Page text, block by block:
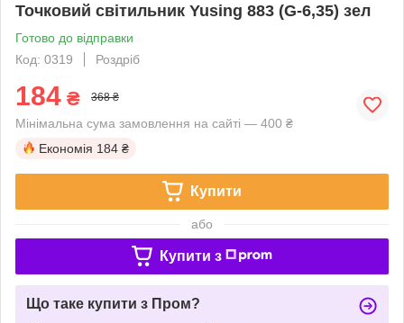
Точковий світильник Yusing 883 (G-6,35) зел
Готово до відправки
Код: 0319
Роздріб
184 ₴ 368 ₴
Мінімальна сума замовлення на сайті — 400 ₴
Економія 184 ₴
Купити
або
Купити з
Що таке купити з Пром?